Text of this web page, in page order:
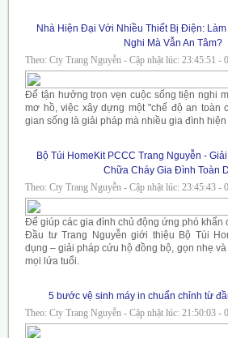
Nhà Hiện Đại Với Nhiều Thiết Bị Điện:
Nghi Mà Vẫn An Tâm?
Theo: Cty Trang Nguyễn - Cập nhật lúc: 23:45:51 -
Để tận hưởng trọn vẹn cuộc sống tiện nghi
mơ hồ, việc xây dựng một "chế độ an toàn
gian sống là giải pháp mà nhiều gia đình
Bộ Túi HomeKit PCCC Trang Nguyễn -
Chữa Cháy Gia Đình Toàn
Theo: Cty Trang Nguyễn - Cập nhật lúc: 23:45:43 -
Để giúp các gia đình chủ động ứng phó khẩn
Đầu tư Trang Nguyễn giới thiệu Bộ Túi
dụng – giải pháp cứu hộ đồng bộ, gọn nhẹ
mọi lứa tuổi.
5 bước vệ sinh máy in chuẩn chỉnh từ
Theo: Cty Trang Nguyễn - Cập nhật lúc: 21:50:03 -